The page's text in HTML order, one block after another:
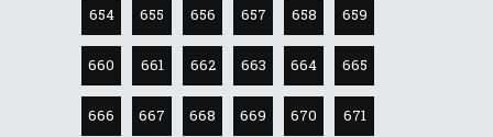
654 655 656 657 658 659
660 661 662 663 664 665
666 667 668 669 670 671